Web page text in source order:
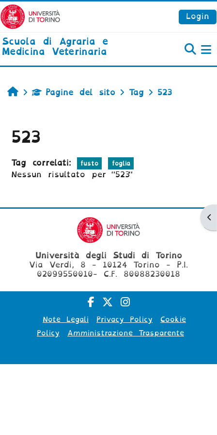
Vai al contenuto principale
Login
Scuola di Agraria e
Medicina Veterinaria
HomePagine del sito Tag 523
523
Tag correlati: fusto foglia
Nessun risultato per "523"
Università degli Studi di Torino
Via Verdi, 8 - 10124 Torino - P.I.
02099550010- C.F. 80088230018
Note Legali Privacy Policy
Cookie
Policy
Amministrazione Trasparente